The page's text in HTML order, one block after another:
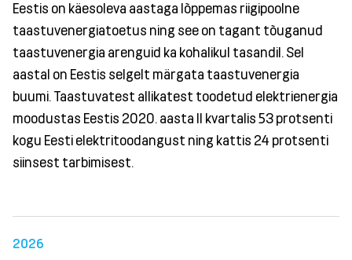
Eestis on käesoleva aastaga lõppemas riigipoolne
taastuvenergiatoetus ning see on tagant tõuganud
taastuvenergia arenguid ka kohalikul tasandil. Sel
aastal on Eestis selgelt märgata taastuvenergia
buumi. Taastuvatest allikatest toodetud elektrienergia
moodustas Eestis 2020. aasta II kvartalis 53 protsenti
kogu Eesti elektritoodangust ning kattis 24 protsenti
siinsest tarbimisest.
2026